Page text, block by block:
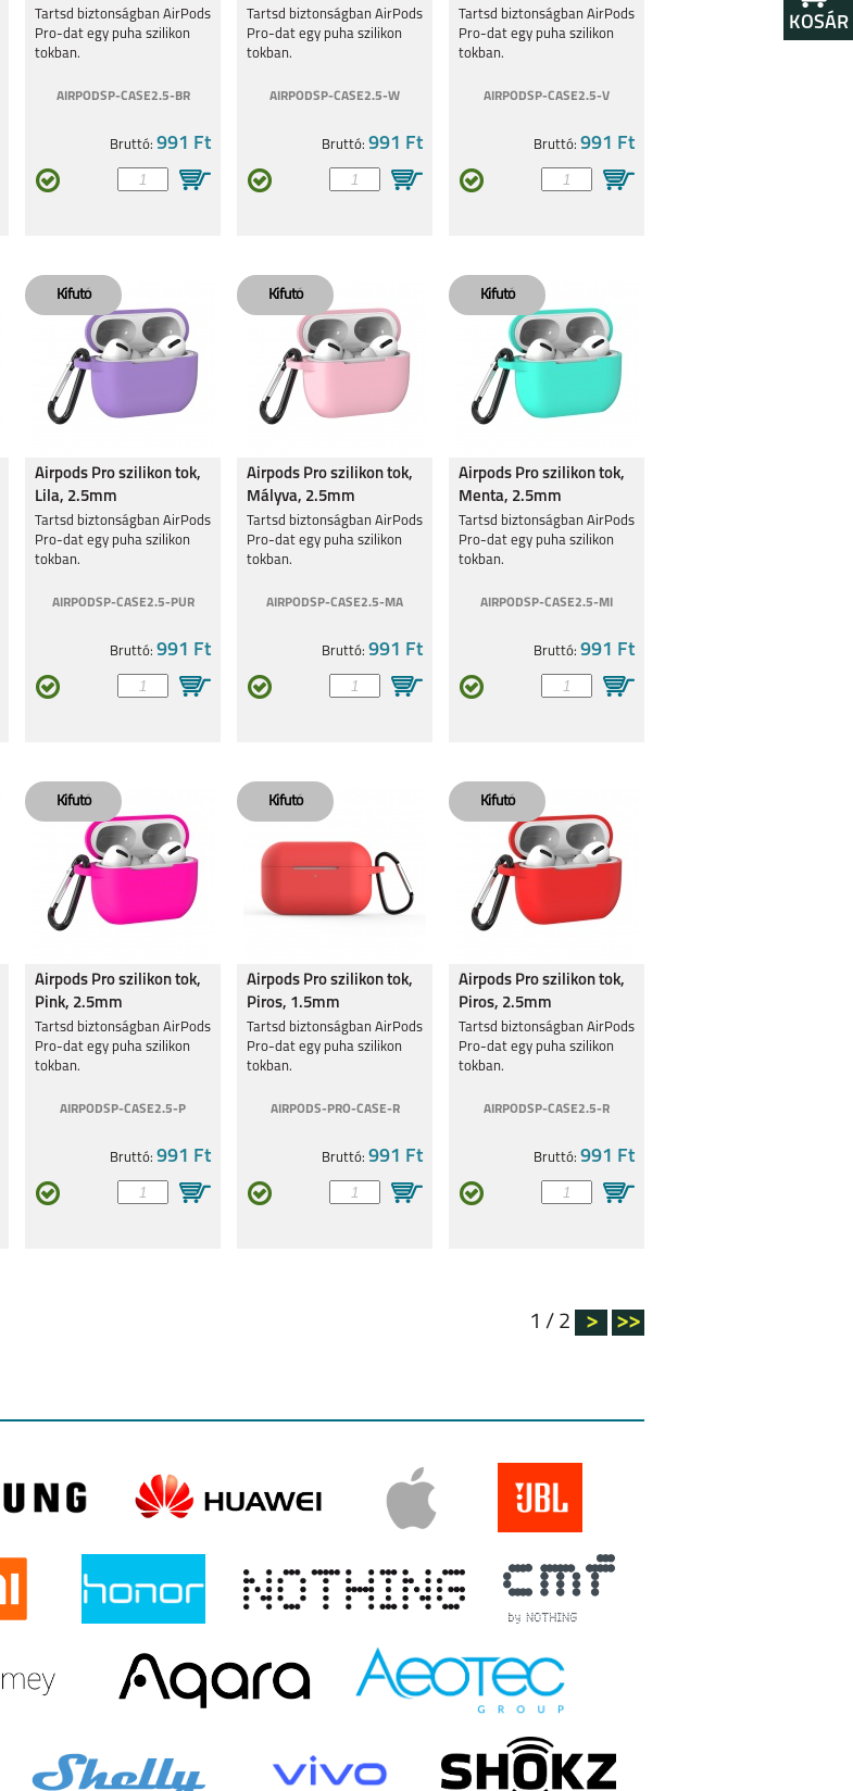
Tartsd biztonságban AirPods
Pro-dat egy puha szilikon
tokban.
AIRPODSP-CASE2.5-BR
Bruttó: 991 Ft
Tartsd biztonságban AirPods
Pro-dat egy puha szilikon
tokban.
AIRPODSP-CASE2.5-W
Bruttó: 991 Ft
Tartsd biztonságban AirPods
Pro-dat egy puha szilikon
tokban.
AIRPODSP-CASE2.5-V
Bruttó: 991 Ft
Airpods Pro szilikon tok,
Lila, 2.5mm
Tartsd biztonságban AirPods
Pro-dat egy puha szilikon
tokban.
AIRPODSP-CASE2.5-PUR
Bruttó: 991 Ft
Airpods Pro szilikon tok,
Mályva, 2.5mm
Tartsd biztonságban AirPods
Pro-dat egy puha szilikon
tokban.
AIRPODSP-CASE2.5-MA
Bruttó: 991 Ft
Airpods Pro szilikon tok,
Menta, 2.5mm
Tartsd biztonságban AirPods
Pro-dat egy puha szilikon
tokban.
AIRPODSP-CASE2.5-MI
Bruttó: 991 Ft
Airpods Pro szilikon tok,
Pink, 2.5mm
Tartsd biztonságban AirPods
Pro-dat egy puha szilikon
tokban.
AIRPODSP-CASE2.5-P
Bruttó: 991 Ft
Airpods Pro szilikon tok,
Piros, 1.5mm
Tartsd biztonságban AirPods
Pro-dat egy puha szilikon
tokban.
AIRPODS-PRO-CASE-R
Bruttó: 991 Ft
Airpods Pro szilikon tok,
Piros, 2.5mm
Tartsd biztonságban AirPods
Pro-dat egy puha szilikon
tokban.
AIRPODSP-CASE2.5-R
Bruttó: 991 Ft
1 / 2 > >>
KOSÁR